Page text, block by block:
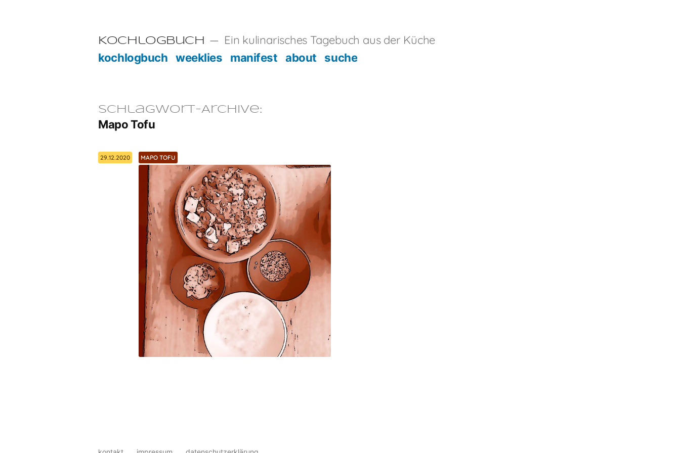
Kochlogbuch Ein kulinarisches Tagebuch aus der Küche
kochlogbuch weeklies manifest about suche
Schlagwort-Archive:
Mapo Tofu
29.12.2020 MAPO TOFU